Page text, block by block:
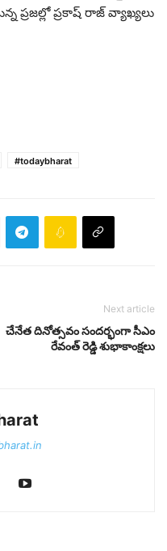
ప్రజల్లో ప్రకాష్ రాజ్ వ్యాఖ్యలు
#todaybharat
Next article
చేనేత దినోత్సవం సందర్భంగా సీఎం
రేవంత్ రెడ్డి శుభాకాంక్షలు